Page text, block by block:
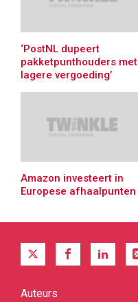
‘PostNL dupeert
pakketpunthouders met
lagere vergoeding’
Amazon investeert in
Europese afhaalpunten
Quick
Auteurs